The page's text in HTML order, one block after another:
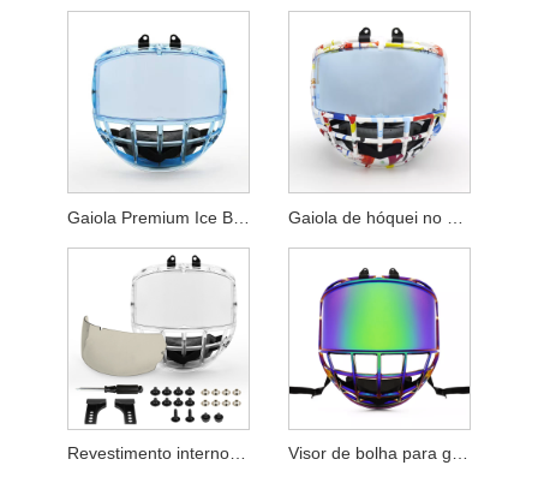
Gaiola Premium Ice Blue Junior XS para capacetes de hóquei no gelo
Revestimento interno antiembaçante e externo anti-riscos Conjunto de reposição Junior Ice Hockey Cage XS Visor de bolha para gaiola de hóquei no gelo sênior cromado antiembaçante